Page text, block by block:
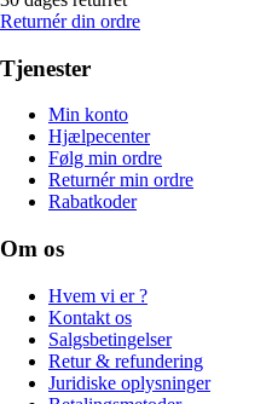
Returnér din ordre
Tjenester
Min konto
Hjælpecenter
Følg min ordre
Returnér min ordre
Rabatkoder
Om os
Hvem vi er ?
Kontakt os
Salgsbetingelser
Retur & refundering
Juridiske oplysninger